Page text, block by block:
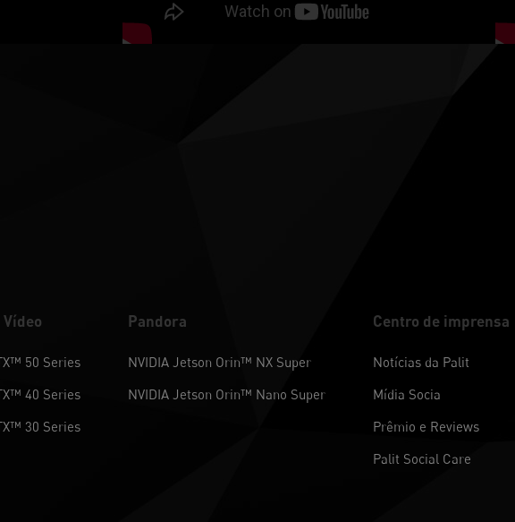
50 Series
40 Series
30 Series
Pandora
NVIDIA Jetson Orin™ NX Super
NVIDIA Jetson Orin™ Nano Super
Centro de imprensa
Notícias da Palit
Mídia Socia
Prêmio e Reviews
Palit Social Care